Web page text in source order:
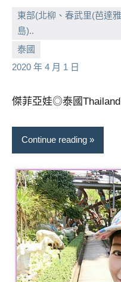
東部(北柳、春武里(芭達
島)..
泰國
2020 年 4 月 1 日
小
芳
No
comments
傑菲亞娃◎泰國
Continue reading